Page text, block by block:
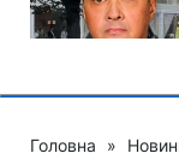
Головна »